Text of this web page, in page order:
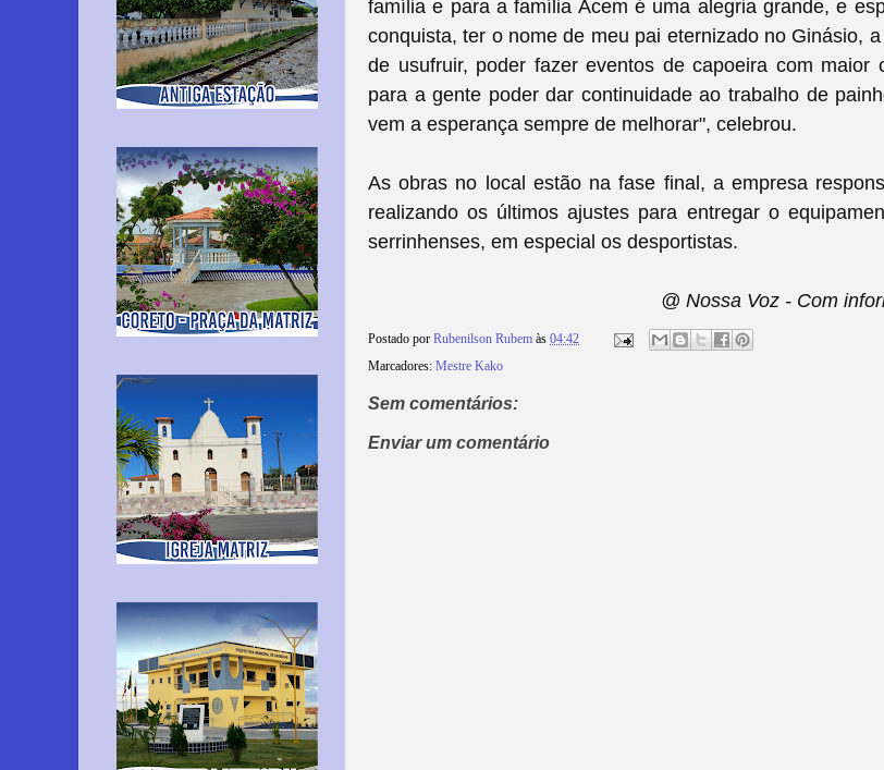
família e para a família Acem é uma alegria grande, e
conquista, ter o nome de meu pai eternizado no Ginásio,
de usufruir, poder fazer eventos de capoeira com maior
para a gente poder dar continuidade ao trabalho de
vem a esperança sempre de melhorar", celebrou.
As obras no local estão na fase final, a empresa
realizando os últimos ajustes para entregar o
serrinhenses, em especial os desportistas.
@ Nossa Voz - Com
Postado por Rubenilson Rubem às 04:42
Marcadores: Mestre Kako
Sem comentários:
Enviar um comentário